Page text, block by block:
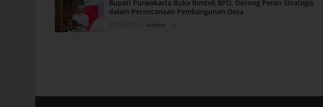
Bupati Purwakarta Buka Bimtek BPD, Dorong Peran Strategis
dalam Perencanaan Pembangunan Desa
Admin